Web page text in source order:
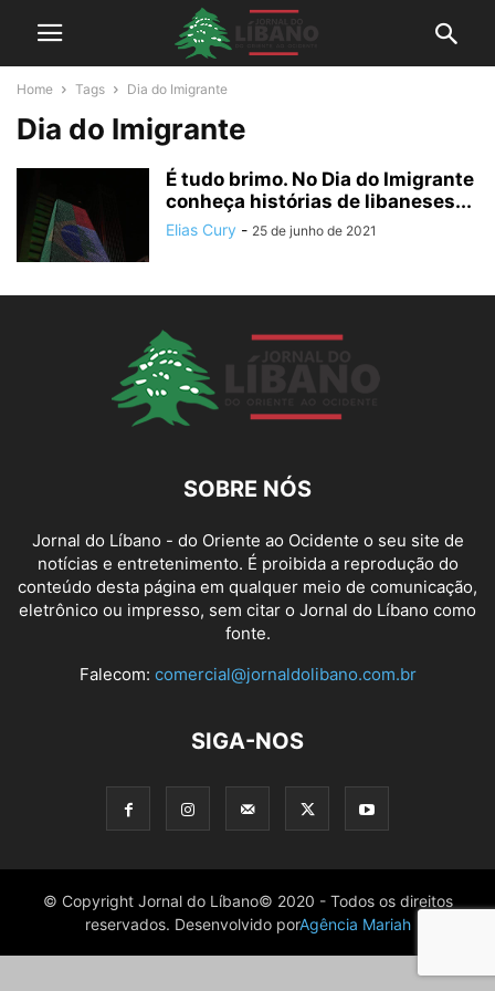
Home Tags Dia do Imigrante
Dia do Imigrante
É tudo brimo. No Dia do Imigrante
conheça histórias de libaneses...
Elias Cury - 25 de junho de 2021
SOBRE NÓS
Jornal do Líbano - do Oriente ao Ocidente o seu site de
notícias e entretenimento. É proibida a reprodução do
conteúdo desta página em qualquer meio de comunicação,
eletrônico ou impresso, sem citar o Jornal do Líbano como
fonte.
Falecom: comercial@jornaldolibano.com.br
SIGA-NOS
© Copyright Jornal do Líbano© 2020 - Todos os direitos
reservados. Desenvolvido porAgência Mariah